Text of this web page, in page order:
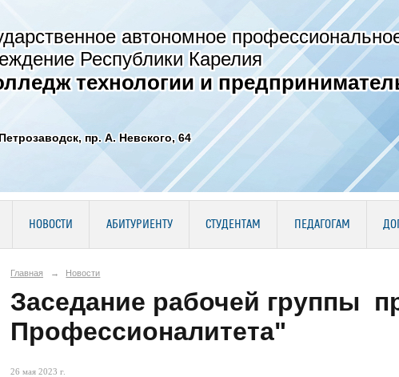
автономное
Республики Карелия
технологии и
пр. А. Невского, 64
НОВОСТИ АБИТУРИЕНТУ СТУДЕНТАМ ПЕДАГОГАМ
Главная → Новости
Заседание рабочей группы
Профессионалитета"
26 мая 2023 г.